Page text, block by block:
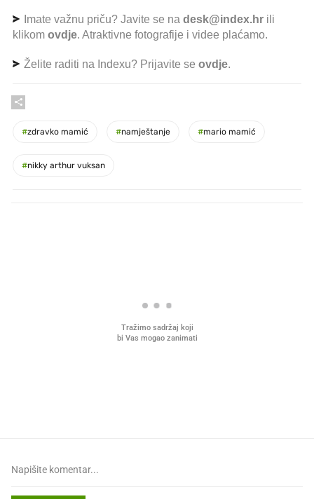
Imate važnu priču? Javite se na desk@index.hr ili
klikom ovdje. Atraktivne fotografije i videe plaćamo.
Želite raditi na Indexu? Prijavite se ovdje.
#zdravko mamić #namještanje #mario mamić
#nikky arthur vuksan